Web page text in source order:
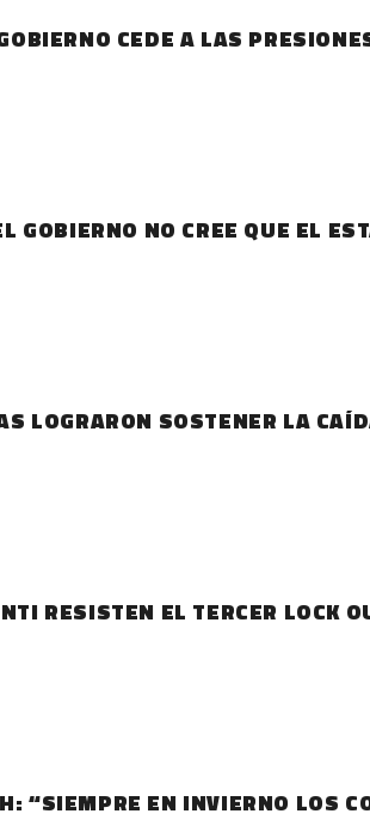
CEDE A LAS
GOBIERNO NO CREE QUE EL
LOGRARON SOSTENER LA
RESISTEN EL TERCER LOCK
“SIEMPRE EN INVIERNO LOS